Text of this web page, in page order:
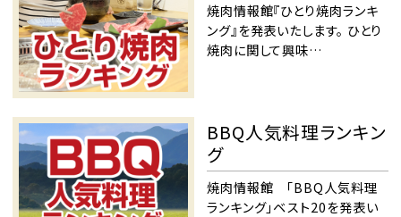
焼肉情報館『ひとり焼肉ランキ
ング』を発表いたします。 ひとり
焼肉に関して興味…
BBQ人気料理ランキン
グ
焼肉情報館 「BBQ人気料理
ランキング」ベスト20を発表い